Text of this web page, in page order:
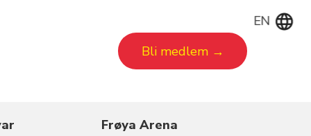
EN
Bli medlem →
Frøya Arena